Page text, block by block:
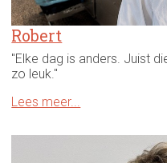
Robert
"Elke dag is anders. Juist
zo leuk."
Lees meer...